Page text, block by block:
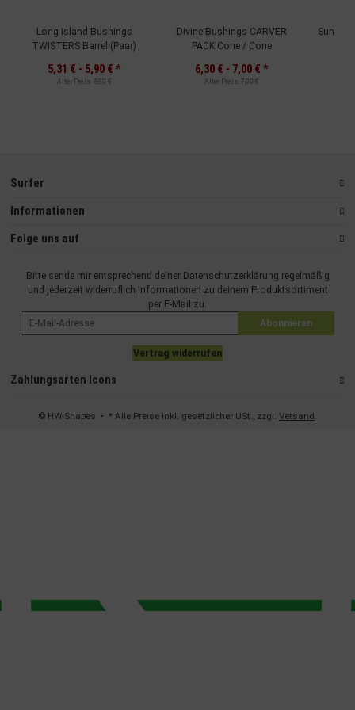
Long Island Bushings
TWISTERS Barrel (Paar)
5,31 € - 5,90 € *
Alter Preis: 5,90 €
Divine Bushings CARVER
PACK Cone / Cone
6,30 € - 7,00 € *
Alter Preis: 7,00 €
Sunrise
Surfer
Informationen
Folge uns auf
Bitte sende mir entsprechend deiner Datenschutzerklärung regelmäßig
und jederzeit widerruflich Informationen zu deinem Produktsortiment
per E-Mail zu.
Abonnieren
Vertrag widerrufen
Zahlungsarten Icons
© HW-Shapes • * Alle Preise inkl. gesetzlicher USt., zzgl. Versand.